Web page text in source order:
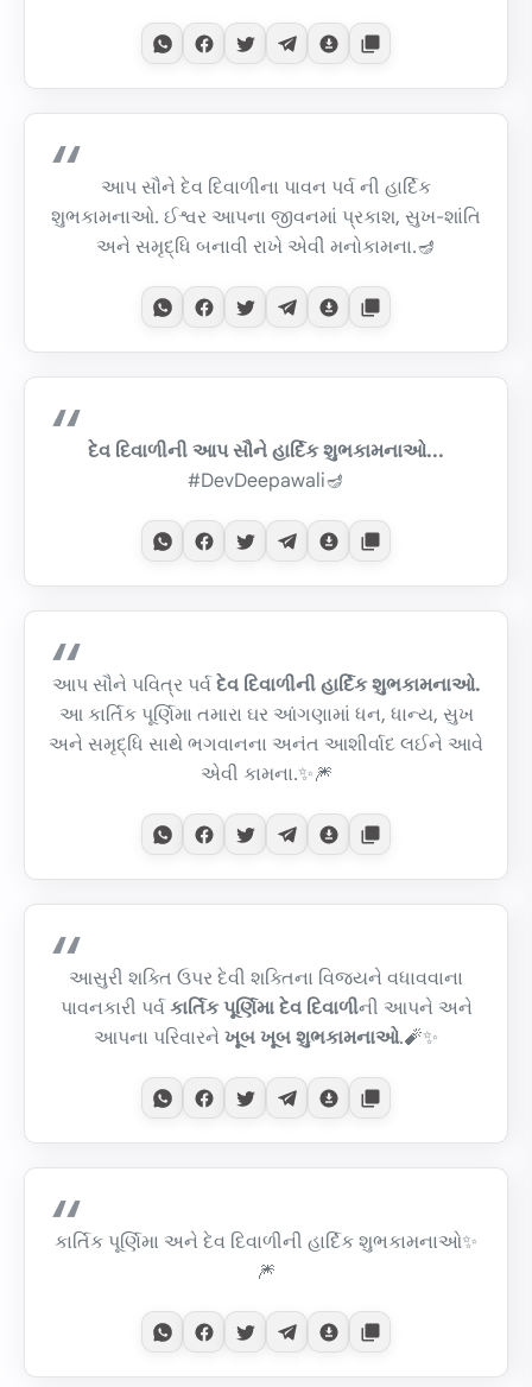
આપ સૌને દેવ દિવાળીના પાવન પર્વ ની હાર્દિક
શુભકામનાઓ. ઈશ્વર આપના જીવનમાં પ્રકાશ, સુખ-શાંતિ
અને સમૃદ્ધિ બનાવી રાખે એવી મનોકામના.🪔
દેવ દિવાળીની આપ સૌને હાર્દિક શુભકામનાઓ...
#DevDeepawali🪔
આપ સૌને પવિત્ર પર્વ દેવ દિવાળીની હાર્દિક શુભકામનાઓ.
આ કાર્તિક પૂર્ણિમા તમારા ઘર આંગણામાં ધન, ધાન્ય, સુખ
અને સમૃદ્ધિ સાથે ભગવાનના અનંત આશીર્વાદ લઈને આવે
એવી કામના.✨🎆
આસુરી શક્તિ ઉપર દેવી શક્તિના વિજયને વધાવવાના
પાવનકારી પર્વ કાર્તિક પૂર્ણિમા દેવ દિવાળીની આપને અને
આપના પરિવારને ખૂબ ખૂબ શુભકામનાઓ.🧨✨
કાર્તિક પૂર્ણિમા અને દેવ દિવાળીની હાર્દિક શુભકામનાઓ✨
🎆